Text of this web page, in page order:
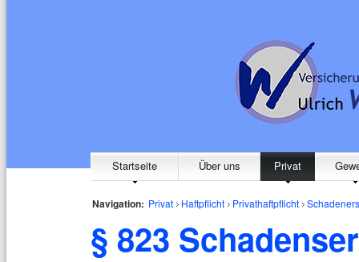
Startseite Über uns Privat
Navigation: Privat Haftpflicht Privathaftpflicht
§ 823